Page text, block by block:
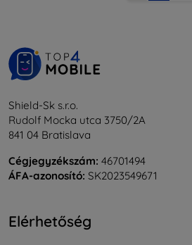
Shield-Sk s.r.o.
Rudolf Mocka utca 3750/2A
841 04 Bratislava
Cégjegyzékszám: 46701494
ÁFA-azonosító: SK2023549671
Elérhetőség